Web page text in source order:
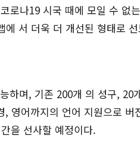
로나19 시국 때에 모일 수 없
서 더욱 더 개선된 형태로 선
하며, 기존 200개 의 성구, 20
영어까지의 언어 지원으로 버
을 선사할 예정이다.